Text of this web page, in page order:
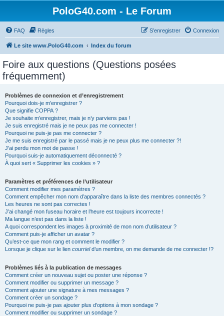
PoloG40.com - Le Forum
FAQ Règles Connexion
S’enregistrer
Le site www.PoloG40.com Index du forum
Foire aux questions (Questions posées
fréquemment)
Problèmes de connexion et d’enregistrement
Pourquoi dois-je m’enregistrer ?
Que signifie COPPA ?
Je souhaite m’enregistrer, mais je n’y parviens pas !
Je suis enregistré mais je ne peux pas me connecter !
Pourquoi ne puis-je pas me connecter ?
Je me suis enregistré par le passé mais je ne peux plus me connecter ?!
J’ai perdu mon mot de passe !
Pourquoi suis-je automatiquement déconnecté ?
À quoi sert « Supprimer les cookies » ?
Paramètres et préférences de l’utilisateur
Comment modifier mes paramètres ?
Comment empêcher mon nom d’apparaître dans la liste des membres connectés ?
Les heures ne sont pas correctes !
J’ai changé mon fuseau horaire et l’heure est toujours incorrecte !
Ma langue n’est pas dans la liste !
A quoi correspondent les images à proximité de mon nom d’utilisateur ?
Comment puis-je afficher un avatar ?
Qu’est-ce que mon rang et comment le modifier ?
Lorsque je clique sur le lien courrield’un membre, on me demande de me connecter !?
Problèmes liés à la publication de messages
Comment créer un nouveau sujet ou poster une réponse ?
Comment modifier ou supprimer un message ?
Comment ajouter une signature à mes messages ?
Comment créer un sondage ?
Pourquoi ne puis-je pas ajouter plus d’options à mon sondage ?
Comment modifier ou supprimer un sondage ?